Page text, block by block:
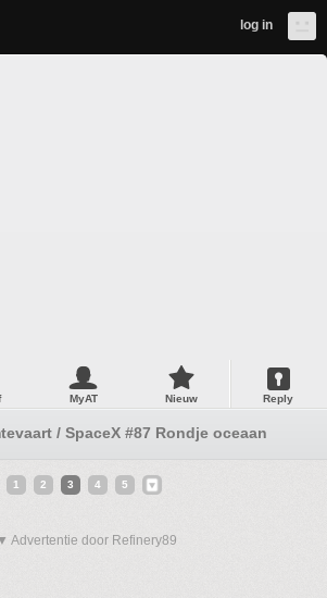
log in
MyAT Nieuw Reply
/ SpaceX #87 Rondje oceaan
1 2 3 4 5
Advertentie door Refinery89